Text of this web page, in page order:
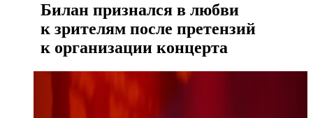
Билан признался в любви
к зрителям после претензий
к организации концерта